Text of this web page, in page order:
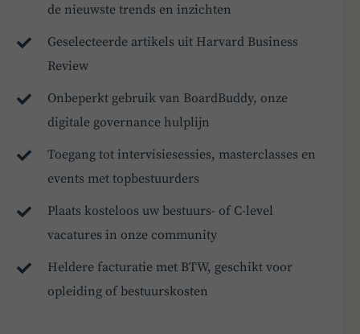
de nieuwste trends en inzichten
Geselecteerde artikels uit Harvard Business
Review
Onbeperkt gebruik van BoardBuddy, onze
digitale governance hulplijn
Toegang tot intervisiesessies, masterclasses en
events met topbestuurders
Plaats kosteloos uw bestuurs- of C-level
vacatures in onze community
Heldere facturatie met BTW, geschikt voor
opleiding of bestuurskosten